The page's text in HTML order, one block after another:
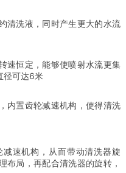
清洗液，同时产生更大的水流
速恒定，能够使喷射水流更集
径可达6米
内置齿轮减速机构，使得清洗
速机构，从而带动清洗器旋
布局，再配合清洗器的旋转，